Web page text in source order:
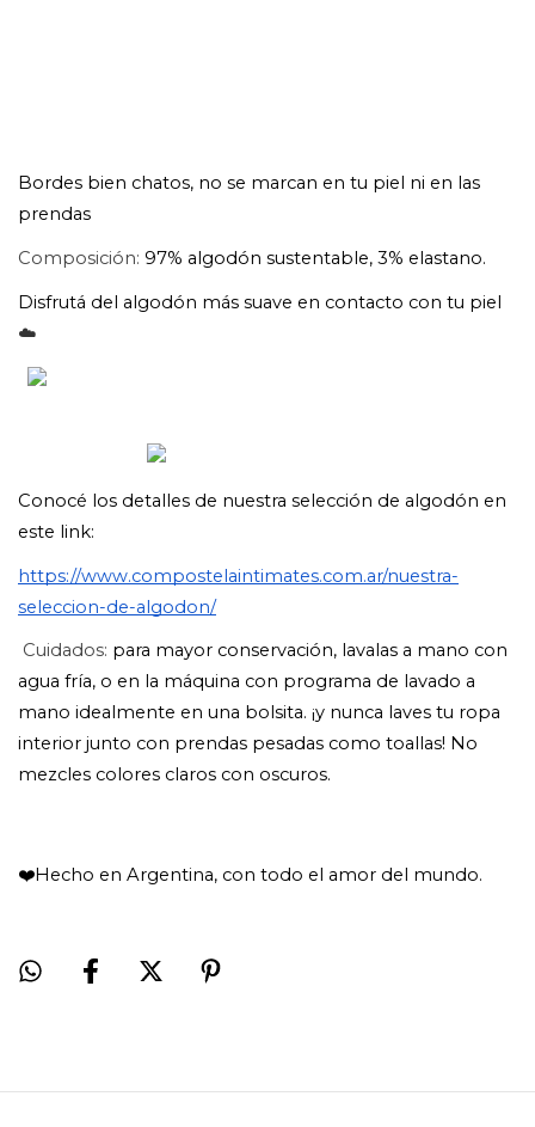
Bordes bien chatos, no se marcan en tu piel ni en las
prendas
Composición: 97% algodón sustentable, 3% elastano.
☁️​
Conocé los detalles de nuestra selección de algodón en
este link:
https://www.compostelaintimates.com.ar/nuestra-
seleccion-de-algodon/
Cuidados: para mayor conservación, lavalas a mano con
agua fría, o en la máquina con programa de lavado a
mano idealmente en una bolsita. ¡y nunca laves tu ropa
interior junto con prendas pesadas como toallas! No
mezcles colores claros con oscuros.
❤️Hecho en Argentina, con todo el amor del mundo.